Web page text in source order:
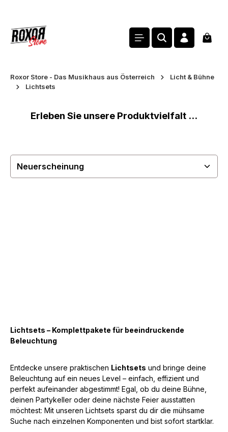
Roxor Store - Das Musikhaus aus Österreich
Licht & Bühne
Lichtsets
Erleben Sie unsere Produktvielfalt ...
Lichtsets – Komplettpakete für beeindruckende
Beleuchtung
Entdecke unsere praktischen Lichtsets und bringe deine
Beleuchtung auf ein neues Level – einfach, effizient und
perfekt aufeinander abgestimmt! Egal, ob du deine Bühne,
deinen Partykeller oder deine nächste Feier ausstatten
möchtest: Mit unseren Lichtsets sparst du dir die mühsame
Suche nach einzelnen Komponenten und bist sofort startklar.